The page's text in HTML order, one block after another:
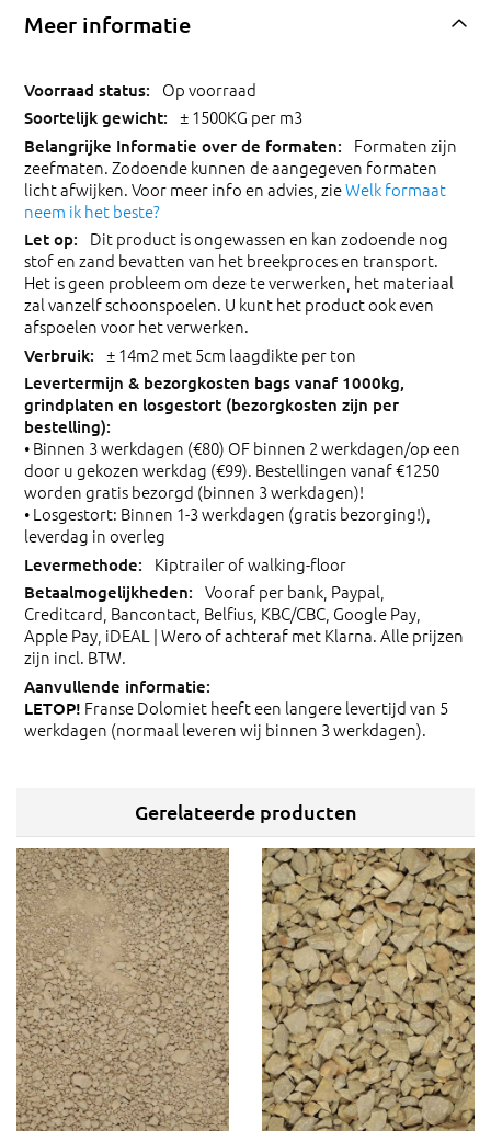
Meer informatie
Op voorraad
± 1500KG per m3
Formaten zijn
zeefmaten. Zodoende kunnen de aangegeven formaten
licht afwijken. Voor meer info en advies, zieWelk formaat
neem ik het beste?
Dit product is ongewassen en kan zodoende nog
stof en zand bevatten van het breekproces en transport.
Het is geen probleem om deze te verwerken, het materiaal
zal vanzelf schoonspoelen. U kunt het product ook even
afspoelen voor het verwerken.
± 14m2 met 5cm laagdikte per ton
• Binnen 3 werkdagen (€80) OF binnen 2 werkdagen/op een
door u gekozen werkdag (€99). Bestellingen vanaf €1250
worden gratis bezorgd (binnen 3 werkdagen)!
• Losgestort: Binnen 1-3 werkdagen (gratis bezorging!),
leverdag in overleg
Kiptrailer of walking-floor
Vooraf per bank, Paypal,
Creditcard, Bancontact, Belfius, KBC/CBC, Google Pay,
Apple Pay, iDEAL | Wero of achteraf met Klarna. Alle prijzen
zijn incl. BTW.
LETOP! Franse Dolomiet heeft een langere levertijd van 5
werkdagen (normaal leveren wij binnen 3 werkdagen).
Gerelateerde producten